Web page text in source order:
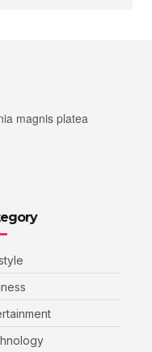
magnis platea